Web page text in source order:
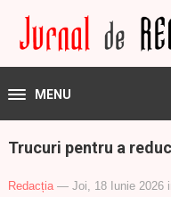
MENU
Trucuri pentru a
Redacția — Joi, 18 Iunie 2026